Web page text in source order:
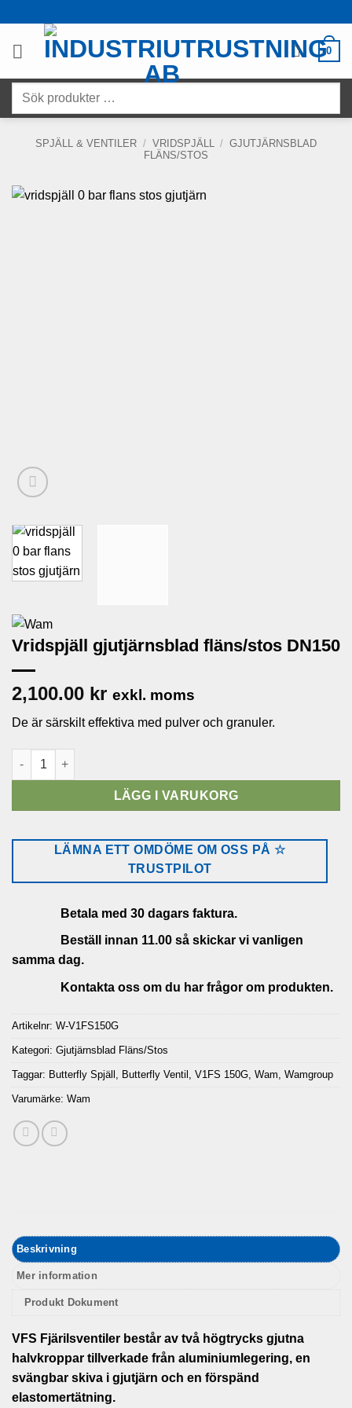
content
0
Sök
produkter
SPJÄLL & VENTILER / VRIDSPJÄLL / GJUTJÄRNSBLAD
FLÄNS/STOS
Vridspjäll gjutjärnsblad fläns/stos DN150
2,100.00 kr exkl. moms
De är särskilt effektiva med pulver och granuler.
Vridspjäll gjutjärnsblad fläns/stos DN150 mängd
LÄGG I VARUKORG
LÄMNA ETT OMDÖME OM OSS PÅ ☆
TRUSTPILOT
Betala med 30 dagars faktura.
Beställ innan 11.00 så skickar vi vanligen
samma dag.
Kontakta oss om du har frågor om produkten.
Artikelnr: W-V1FS150G
Kategori: Gjutjärnsblad Fläns/Stos
Taggar: Butterfly Spjäll Butterfly Ventil V1FS 150G Wam Wamgroup
Varumärke: Wam
Beskrivning
Mer information
Produkt Dokument
VFS Fjärilsventiler består av två högtrycks gjutna
halvkroppar tillverkade från aluminiumlegering, en
svängbar skiva i gjutjärn och en förspänd
elastomertätning.